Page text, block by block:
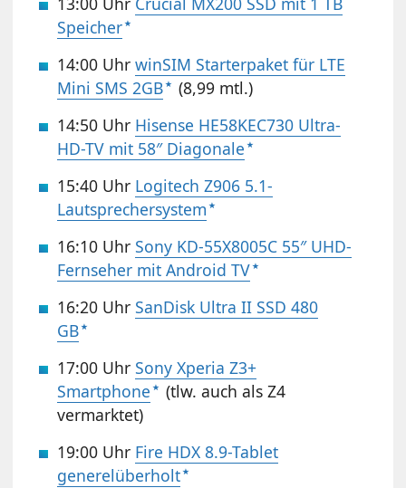
Speicher
14:00 UhrwinSIM Starterpaket für LTE
Mini SMS 2GB
(8,99 mtl.)
14:50 Uhr Hisense HE58KEC730 Ultra-
HD-TV mit 58″ Diagonale
15:40 Uhr Logitech Z906 5.1-
Lautsprechersystem
16:10 UhrSony KD-55X8005C 55″ UHD-
Fernseher mit Android TV
16:20 UhrSanDisk Ultra II SSD 480
GB
17:00 UhrSony Xperia Z3+
Smartphone
(tlw. auch als Z4
vermarktet)
19:00 Uhr Fire HDX 8.9-Tablet
generelüberholt